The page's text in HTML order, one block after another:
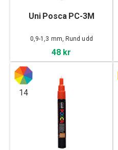
Uni Posca PC-3M
0,9-1,3 mm, Rund udd
48 kr
14